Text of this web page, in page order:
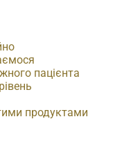
пацієнта
продуктами